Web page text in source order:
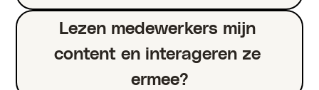
Lezen medewerkers mijn
content en interageren ze
ermee?